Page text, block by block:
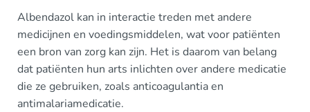
Albendazol kan in interactie treden met andere
medicijnen en voedingsmiddelen, wat voor patiënten
een bron van zorg kan zijn. Het is daarom van belang
dat patiënten hun arts inlichten over andere medicatie
die ze gebruiken, zoals anticoagulantia en
antimalariamedicatie.